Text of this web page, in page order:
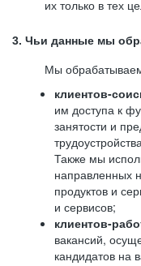
их только в тех
3. Чьи данные мы
Мы
клиентов-
им доступа к
занятости и
Также мы
направленных
продуктов и
и сервисов;
клиентов-
вакансий,
кандидатов на